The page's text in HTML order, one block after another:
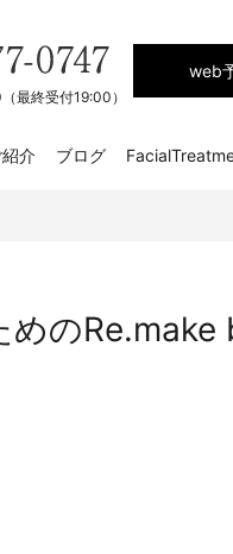
web
最終受付19:00）
介 ブログ
の